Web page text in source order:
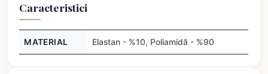
Caracteristici
MATERIAL Elastan - %10, Poliamidă - %90